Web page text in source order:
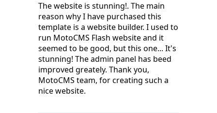
The website is stunning!. The main
reason why I have purchased this
template is a website builder. I used to
run MotoCMS Flash website and it
seemed to be good, but this one... It's
stunning! The admin panel has beed
improved greately. Thank you,
MotoCMS team, for creating such a
nice website.